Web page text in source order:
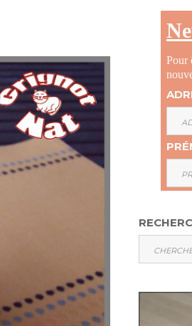
Pour